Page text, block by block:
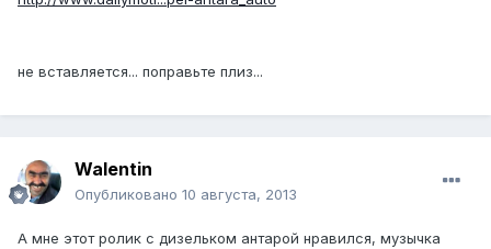
не вставляется... поправьте плиз...
Walentin
Опубликовано 10 августа, 2013
А мне этот ролик с дизельком антарой нравился, музычка